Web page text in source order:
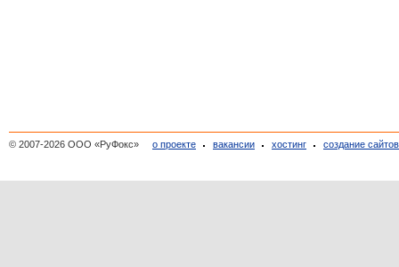
© 2007-2026 ООО «РуФокс» о проекте вакансии хостинг создание сайтов